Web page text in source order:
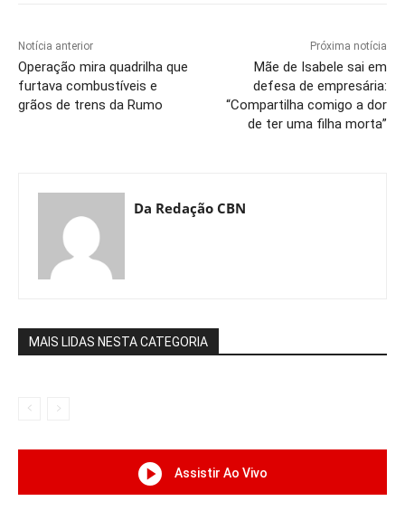
Notícia anterior
Operação mira quadrilha que
furtava combustíveis e
grãos de trens da Rumo
Próxima notícia
Mãe de Isabele sai em
defesa de empresária:
“Compartilha comigo a dor
de ter uma filha morta”
Da Redação CBN
MAIS LIDAS NESTA CATEGORIA
Assistir Ao Vivo